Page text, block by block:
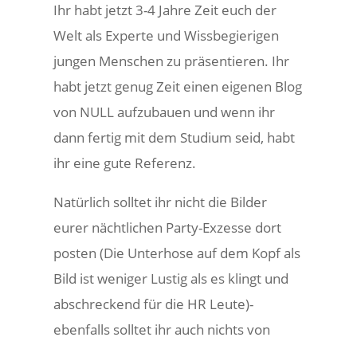
Ihr habt jetzt 3-4 Jahre Zeit euch der
Welt als Experte und Wissbegierigen
jungen Menschen zu präsentieren. Ihr
habt jetzt genug Zeit einen eigenen Blog
von NULL aufzubauen und wenn ihr
dann fertig mit dem Studium seid, habt
ihr eine gute Referenz.
Natürlich solltet ihr nicht die Bilder
eurer nächtlichen Party-Exzesse dort
posten (Die Unterhose auf dem Kopf als
Bild ist weniger Lustig als es klingt und
abschreckend für die HR Leute)-
ebenfalls solltet ihr auch nichts von